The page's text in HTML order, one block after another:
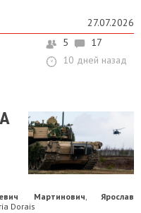
27.07.2026
5
17
10 дней назад
Мартинович,Ярослав
Dorais